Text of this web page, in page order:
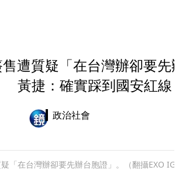
售遭質疑「在台灣辦卻要先
黃捷：確實踩到國安紅線
政治社會
「在台灣辦卻要先辦台胞證」。（翻攝EXO IG